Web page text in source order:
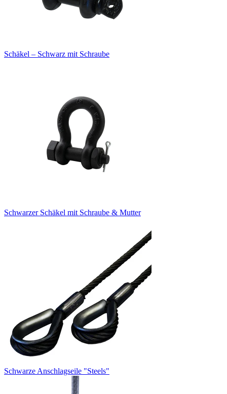
Schäkel – Schwarz mit Schraube
Schwarzer Schäkel mit Schraube & Mutter
Schwarze Anschlagseile "Steels"